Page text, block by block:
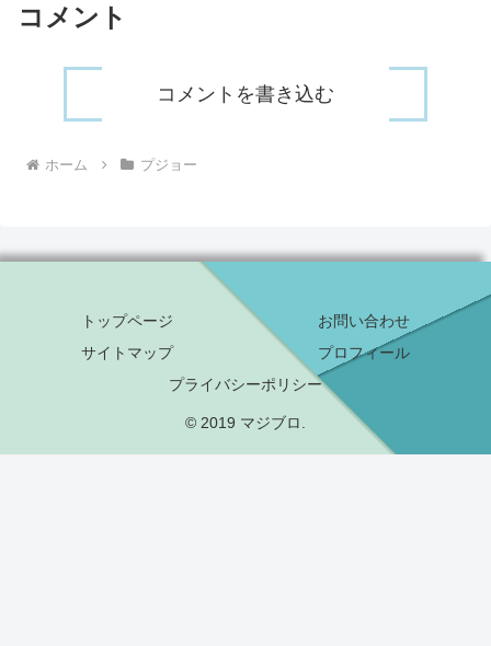
コメント
コメントを書き込む
ホーム プジョー
トップページ
お問い合わせ
サイトマップ
プロフィール
プライバシーポリシー
© 2019 マジブロ.